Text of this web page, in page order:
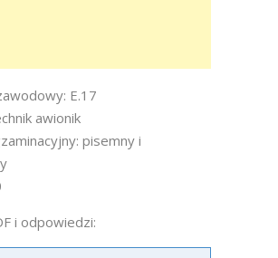
E.17
awionik
pisemny i
i odpowiedzi: